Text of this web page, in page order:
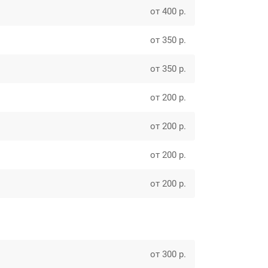
от 400 р.
от 350 р.
от 350 р.
от 200 р.
от 200 р.
от 200 р.
от 200 р.
от 300 р.